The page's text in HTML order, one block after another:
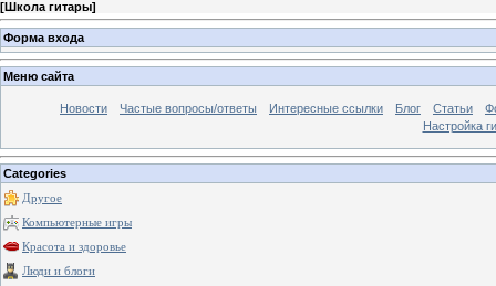
[Школа гитары]
Форма входа
Меню сайта
Новости Частые вопросы/ответы Интересные ссылки Блог Статьи
Настройка
Categories
Другое
Компьютерные игры
Красота и здоровье
Люди и блоги